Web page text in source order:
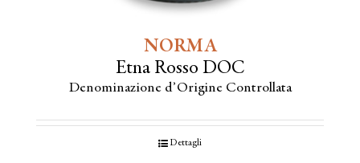
NORMA
Etna Rosso DOC
Denominazione d’Origine Controllata
Dettagli